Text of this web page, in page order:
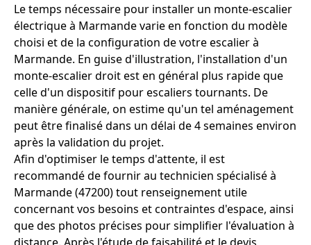
Le temps nécessaire pour installer un monte-escalier
électrique à Marmande varie en fonction du modèle
choisi et de la configuration de votre escalier à
Marmande. En guise d'illustration, l'installation d'un
monte-escalier droit est en général plus rapide que
celle d'un dispositif pour escaliers tournants. De
manière générale, on estime qu'un tel aménagement
peut être finalisé dans un délai de 4 semaines environ
après la validation du projet.
Afin d'optimiser le temps d'attente, il est
recommandé de fournir au technicien spécialisé à
Marmande (47200) tout renseignement utile
concernant vos besoins et contraintes d'espace, ainsi
que des photos précises pour simplifier l'évaluation à